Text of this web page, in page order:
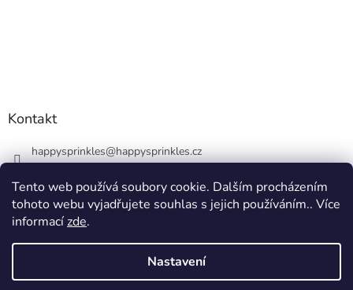
Tento web používá soubory cookie. Dalším procházením
tohoto webu vyjadřujete souhlas s jejich používáním.. Více
informacízde.
Nastavení
Kontakt
happysprinkles@happysprinkles.cz
Vytvořil Shoptet